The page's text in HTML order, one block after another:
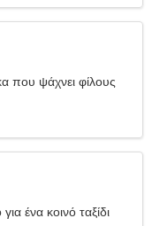
που ψάχνει φίλους
ένα κοινό ταξίδι